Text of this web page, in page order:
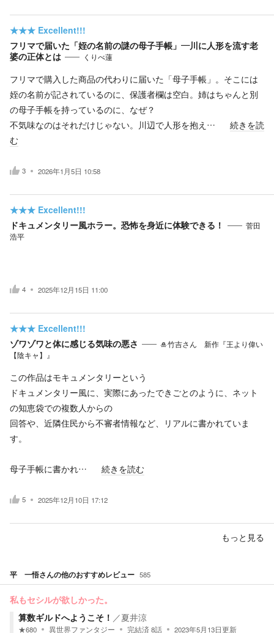
★★★ Excellent!!!
フリマで届いた「姪の名前の謎の母子手帳」—川に人形を流す老
婆の正体とは
くりべ蓮
フリマで購入した商品の代わりに届いた「母子手帳」。そこには
姪の名前が記されているのに、保護者欄は空白。姉はちゃんと別
の母子手帳を持っているのに、なぜ？
不気味なのはそれだけじゃない。川辺で人形を抱え…
続きを読
む
3 2026年1月5日 10:58
★★★ Excellent!!!
ドキュメンタリー風ホラー。恐怖を身近に体験できる！
菅田
浩平
4 2025年12月15日 11:00
★★★ Excellent!!!
ゾワゾワと体に感じる気味の悪さ
🎍竹吉さん 新作『王より偉い
【陰キャ】』
この作品はモキュメンタリーという
ドキュメンタリー風に、実際にあったできごとのように、ネット
の知恵袋での複数人からの
回答や、近隣住民から不審者情報など、リアルに書かれていま
す。
母子手帳に書かれ… 続きを読む
5 2025年12月10日 17:12
もっと見る
平 一悟さんの他のおすすめレビュー 585
私もセシルが欲しかった。
算数ギルドへようこそ！ ／夏井涼
★680 異世界ファンタジー 完結済8話 2023年5月13日更新